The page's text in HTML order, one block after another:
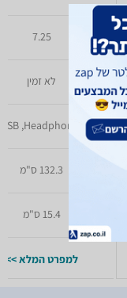
7.25
לא זמין
USB ,Headphones
132.3 ס"מ
15.4 ס"מ
למפרט המלא >>